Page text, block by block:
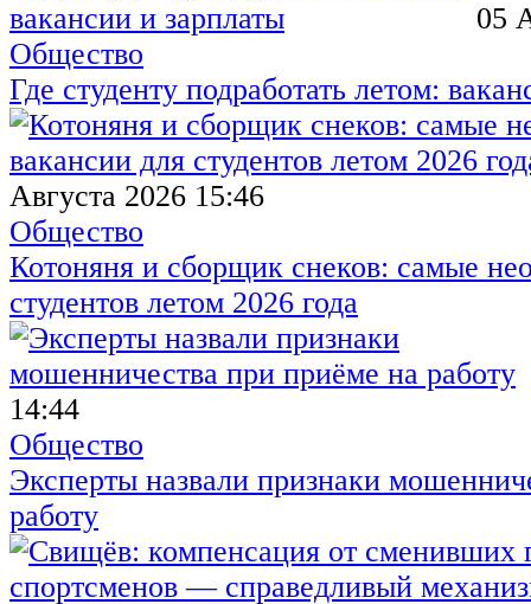
05
Общество
Где студенту подработать летом:
Августа 2026 15:46
Общество
Котоняня и сборщик снеков: самые
студентов летом 2026 года
14:44
Общество
Эксперты назвали признаки
работу